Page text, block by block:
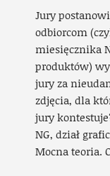
Jury
odbiorcom
miesięcznika
produktów)
jury za
zdjęcia, dla
jury
NG, dział
Mocna teoria.